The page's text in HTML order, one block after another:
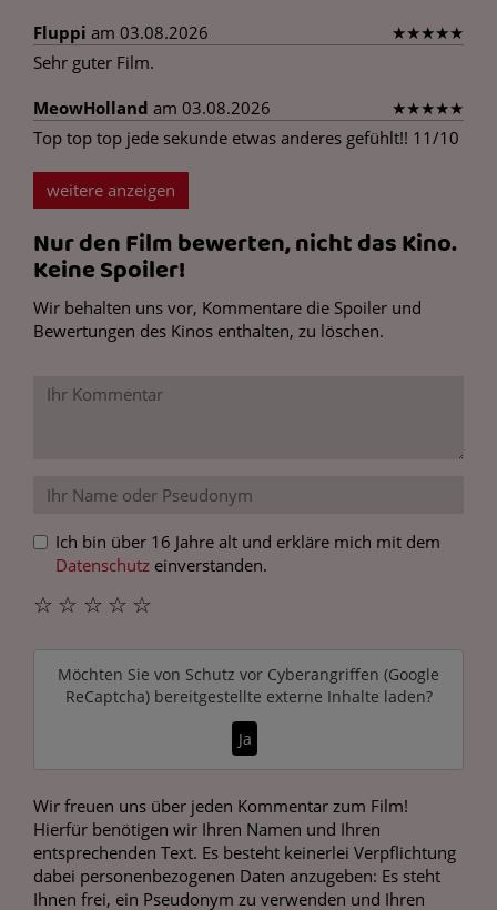
Fluppi am 03.08.2026 ★★★★★
Sehr guter Film.
MeowHolland am 03.08.2026 ★★★★★
Top top top jede sekunde etwas anderes gefühlt!! 11/10
weitere anzeigen
Nur den Film bewerten, nicht das Kino.
Keine Spoiler!
Wir behalten uns vor, Kommentare die Spoiler und
Bewertungen des Kinos enthalten, zu löschen.
Ich bin über 16 Jahre alt und erkläre mich mit dem
Datenschutz einverstanden.
☆
☆
☆
☆
☆
Möchten Sie von Schutz vor Cyberangriffen (Google
ReCaptcha)bereitgestellte externe Inhalte laden?
Ja
Wir freuen uns über jeden Kommentar zum Film!
Hierfür benötigen wir Ihren Namen und Ihren
entsprechenden Text. Es besteht keinerlei Verpflichtung
dabei personenbezogenen Daten anzugeben: Es steht
Ihnen frei, ein Pseudonym zu verwenden und Ihren